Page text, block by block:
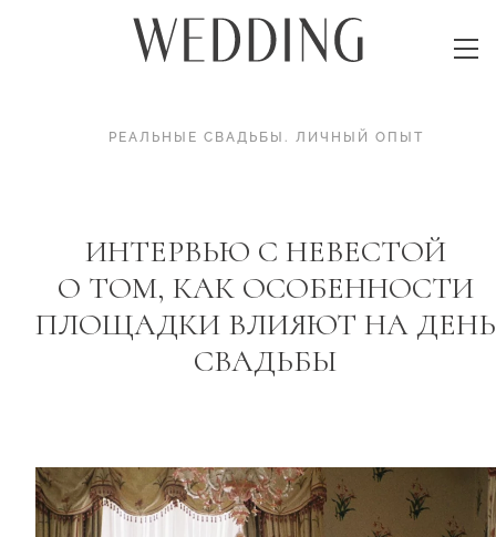
РЕАЛЬНЫЕ СВАДЬБЫ . ЛИЧНЫЙ ОПЫТ
ИНТЕРВЬЮ С НЕВЕСТОЙ
О ТОМ, КАК ОСОБЕННОСТИ
ПЛОЩАДКИ ВЛИЯЮТ НА ДЕНЬ
СВАДЬБЫ